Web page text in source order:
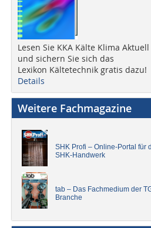
Lesen Sie KKA Kälte Klima Aktuell
und sichern Sie sich das
Lexikon Kältetechnik gratis dazu!
Details
Weitere Fachmagazine
SHK Profi – Online-Portal für
SHK-Handwerk
tab – Das Fachmedium der
Branche